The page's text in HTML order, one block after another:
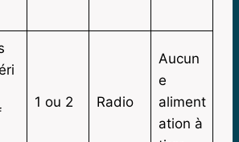
1 ou 2 Radio
Aucun
e
aliment
ation à